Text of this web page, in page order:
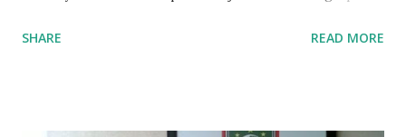
SMAN 8 Jalan Iskandar Muda Surabaya mengatakan, ada
SHARE READ MORE